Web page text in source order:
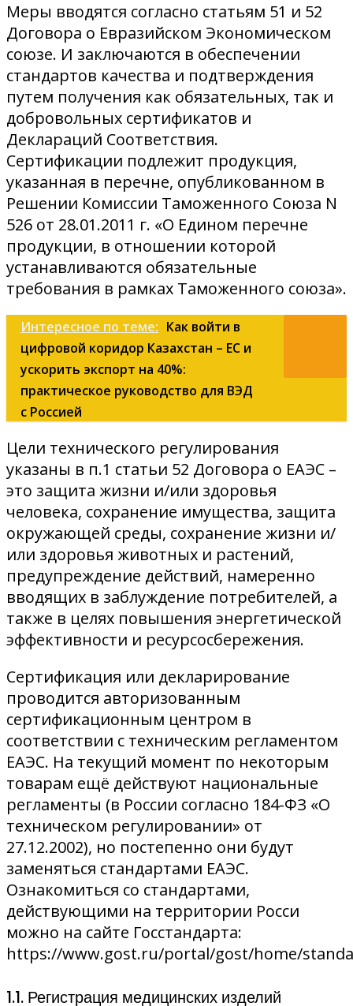
Меры вводятся согласно статьям 51 и 52
Договора о Евразийском Экономическом
союзе. И заключаются в обеспечении
стандартов качества и подтверждения
путем получения как обязательных, так и
добровольных сертификатов и
Деклараций Соответствия.
Сертификации подлежит продукция,
указанная в перечне, опубликованном в
Решении Комиссии Таможенного Союза N
526 от 28.01.2011 г. «О Едином перечне
продукции, в отношении которой
устанавливаются обязательные
требования в рамках Таможенного союза».
Интересное по теме: Как войти в
цифровой коридор Казахстан – ЕС и
ускорить экспорт на 40%:
практическое руководство для ВЭД
с Россией
Цели технического регулирования
указаны в п.1 статьи 52 Договора о ЕАЭС –
это защита жизни и/или здоровья
человека, сохранение имущества, защита
окружающей среды, сохранение жизни и/
или здоровья животных и растений,
предупреждение действий, намеренно
вводящих в заблуждение потребителей, а
также в целях повышения энергетической
эффективности и ресурсосбережения.
Сертификация или декларирование
проводится авторизованным
сертификационным центром в
соответствии с техническим регламентом
ЕАЭС. На текущий момент по некоторым
товарам ещё действуют национальные
регламенты (в России согласно 184-ФЗ «О
техническом регулировании» от
27.12.2002), но постепенно они будут
заменяться стандартами ЕАЭС.
Ознакомиться со стандартами,
действующими на территории Росси
можно на сайте Госстандарта:
https://www.gost.ru/portal/gost/home/
1.1. Регистрация медицинских изделий